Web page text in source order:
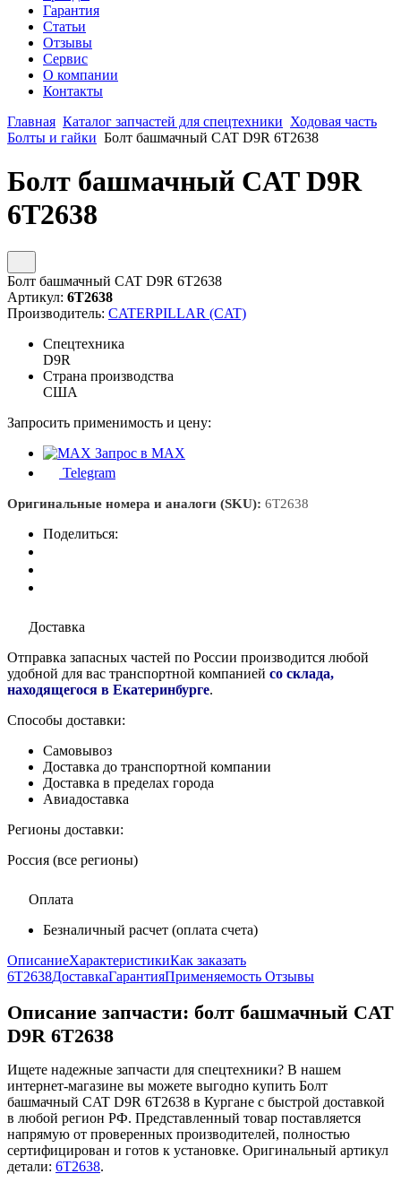
Гарантия
Статьи
Отзывы
Сервис
О компании
Контакты
Главная Каталог запчастей для спецтехники Ходовая часть
Болты и гайки Болт башмачный CAT D9R 6T2638
Болт башмачный CAT D9R
6T2638
Болт башмачный CAT D9R 6T2638
Артикул: 6T2638
Производитель: CATERPILLAR (CAT)
Спецтехника
D9R
Страна производства
США
Запросить применимость и цену:
Запрос в MAX
Telegram
Оригинальные номера и аналоги (SKU): 6T2638
Поделиться:
Доставка
Отправка запасных частей по России производится любой
удобной для вас транспортной компанией со склада,
находящегося в Екатеринбурге.
Способы доставки:
Самовывоз
Доставка до транспортной компании
Доставка в пределах города
Авиадоставка
Регионы доставки:
Россия (все регионы)
Оплата
Безналичный расчет (оплата счета)
ОписаниеХарактеристикиКак заказать
6T2638ДоставкаГарантияПрименяемость Отзывы
Описание запчасти: болт башмачный CAT
D9R 6T2638
Ищете надежные запчасти для спецтехники? В нашем
интернет-магазине вы можете выгодно купить Болт
башмачный CAT D9R 6T2638 в Кургане с быстрой доставкой
в любой регион РФ. Представленный товар поставляется
напрямую от проверенных производителей, полностью
сертифицирован и готов к установке. Оригинальный артикул
детали: 6T2638.